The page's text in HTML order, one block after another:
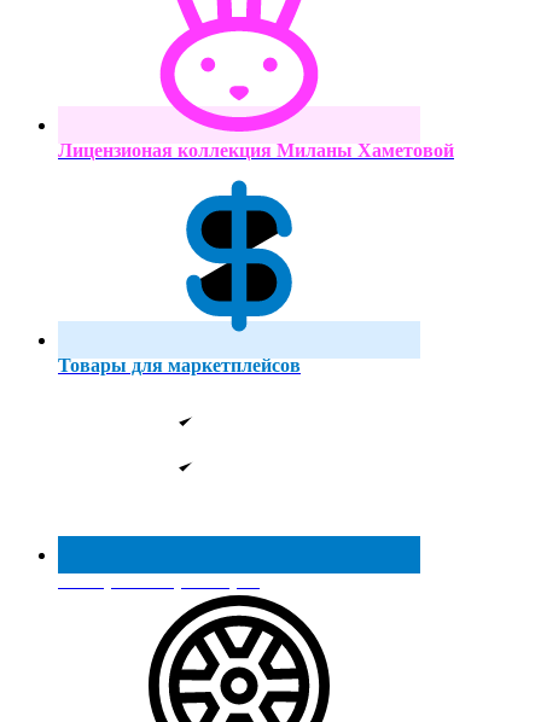
Лицензионая коллекция Миланы Хаметовой
Товары для маркетплейсов
Реестр МинПромТорга